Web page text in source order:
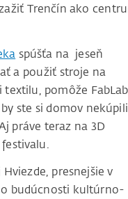
Trenčín ako
spúšťa na jeseň
a použiť stroje na
textilu, pomôže FabLab
ste si domov
práve teraz na 3D
presnejšie v
budúcnosti kultúrno-